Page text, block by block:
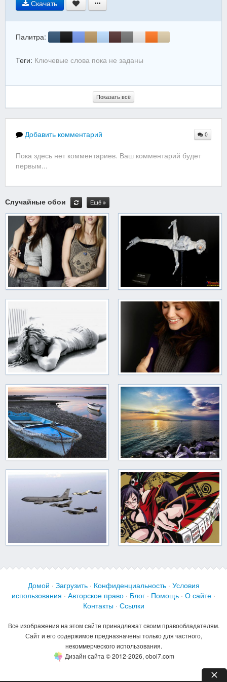
Скачать
Палитра:
Теги: Ключевые слова пока не заданы
Показать всё
Добавить комментарий 0
Пока здесь нет комментариев. Ваш комментарий будет
первым...
Случайные обои Ещё
Домой · Загрузить · Конфиденциальность · Условия
использования · Авторское право · Блог · Помощь · О сайте ·
Контакты · Ссылки
Все изображения на этом сайте принадлежат своим правообладателям.
Сайт и его содержимое предназначены только для частного,
некоммерческого использования.
Дизайн сайта © 2012-2026, oboi7.com